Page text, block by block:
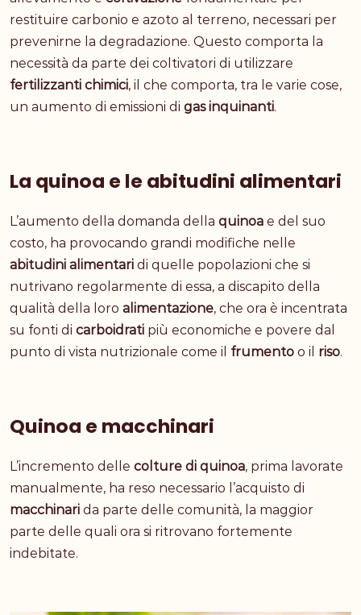
restituire carbonio e azoto al terreno, necessari per
prevenirne la degradazione. Questo comporta la
necessità da parte dei coltivatori di utilizzare
fertilizzanti chimici, il che comporta, tra le varie cose,
un aumento di emissioni di gas inquinanti.
La quinoa e le abitudini alimentari
L’aumento della domanda della quinoa e del suo
costo, ha provocando grandi modifiche nelle
abitudini alimentari di quelle popolazioni che si
nutrivano regolarmente di essa, a discapito della
qualità della loro alimentazione, che ora è incentrata
su fonti di carboidrati più economiche e povere dal
punto di vista nutrizionale come il frumento o il riso.
Quinoa e macchinari
L’incremento delle colture di quinoa, prima lavorate
manualmente, ha reso necessario l’acquisto di
macchinari da parte delle comunità, la maggior
parte delle quali ora si ritrovano fortemente
indebitate.